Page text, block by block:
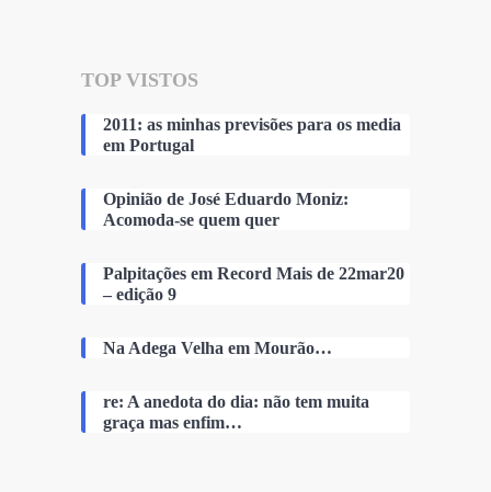
TOP VISTOS
2011: as minhas previsões para os media
em Portugal
Opinião de José Eduardo Moniz:
Acomoda-se quem quer
Palpitações em Record Mais de 22mar20
– edição 9
Na Adega Velha em Mourão…
re: A anedota do dia: não tem muita
graça mas enfim…